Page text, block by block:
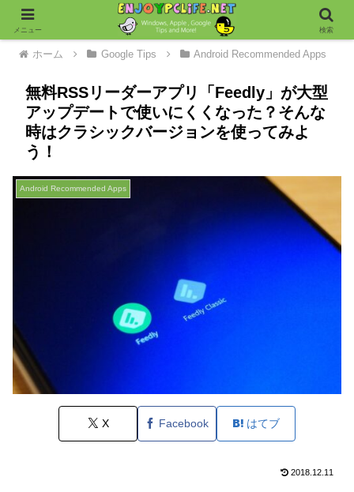
ホーム Google Tips Android Recommended Apps
無料RSSリーダーアプリ「Feedly」が大型
アップデートで使いにくくなった？そんな
時はクラシックバージョンを使ってみよ
う！
Android Recommended Apps
X Facebook はてブ
2018.12.11
メニュー 検索